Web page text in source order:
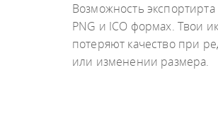
Возможность экспортирта
PNG и ICO формах. Твои
потеряют качество при
или изменении размера.